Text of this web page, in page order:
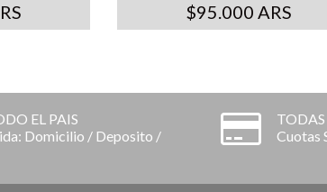
$95.000 ARS
EL PAIS
Domicilio / Deposito /
TODAS
Cuotas